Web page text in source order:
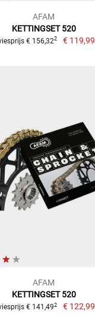
AFAM
KETTINGSET 520
€ 156,322 € 119,99
AFAM
KETTINGSET 520
€ 141,492 € 122,99